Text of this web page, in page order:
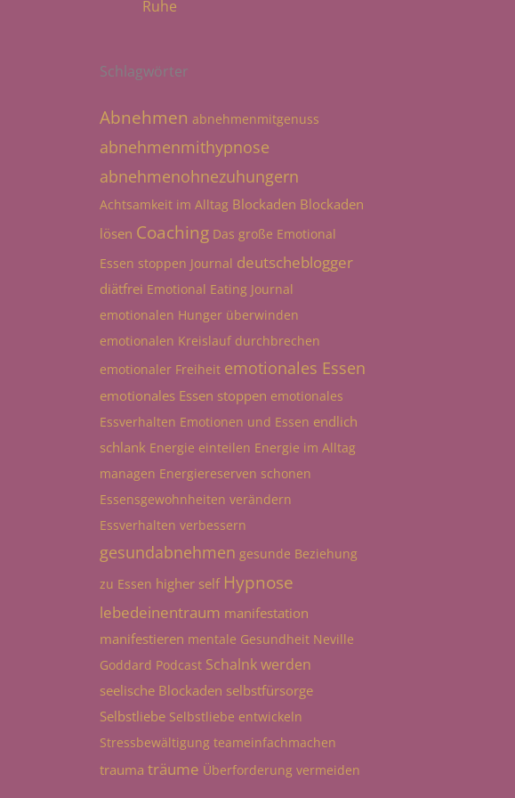
Ruhe
Schlagwörter
Abnehmen abnehmenmitgenuss
abnehmenmithypnose
abnehmenohnezuhungern
Achtsamkeit im Alltag Blockaden Blockaden
lösen Coaching Das große Emotional
Essen stoppen Journal deutscheblogger
diätfrei Emotional Eating Journal
emotionalen Hunger überwinden
emotionalen Kreislauf durchbrechen
emotionaler Freiheit emotionales Essen
emotionales Essen stoppen emotionales
Essverhalten Emotionen und Essen endlich
schlank Energie einteilen Energie im Alltag
managen Energiereserven schonen
Essensgewohnheiten verändern
Essverhalten verbessern
gesundabnehmen gesunde Beziehung
zu Essen higher self Hypnose
lebedeinentraum manifestation
manifestieren mentale Gesundheit Neville
Goddard Podcast Schalnk werden
seelische Blockaden selbstfürsorge
Selbstliebe Selbstliebe entwickeln
Stressbewältigung teameinfachmachen
trauma träume Überforderung vermeiden